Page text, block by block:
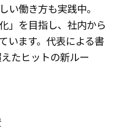
い働き方も実践中。
」を目指し、社内から
います。代表による書
たヒットの新ルー